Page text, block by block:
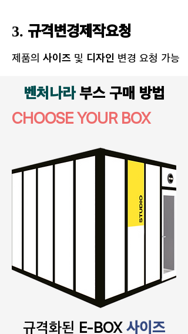
3. 규격변경제작요청
제품의 사이즈 및 디자인 ​변경 요청 가능
벤처나라부스 구매 방법
CHOOSE YOUR BOX
​규격화된 E-BOX 사이즈